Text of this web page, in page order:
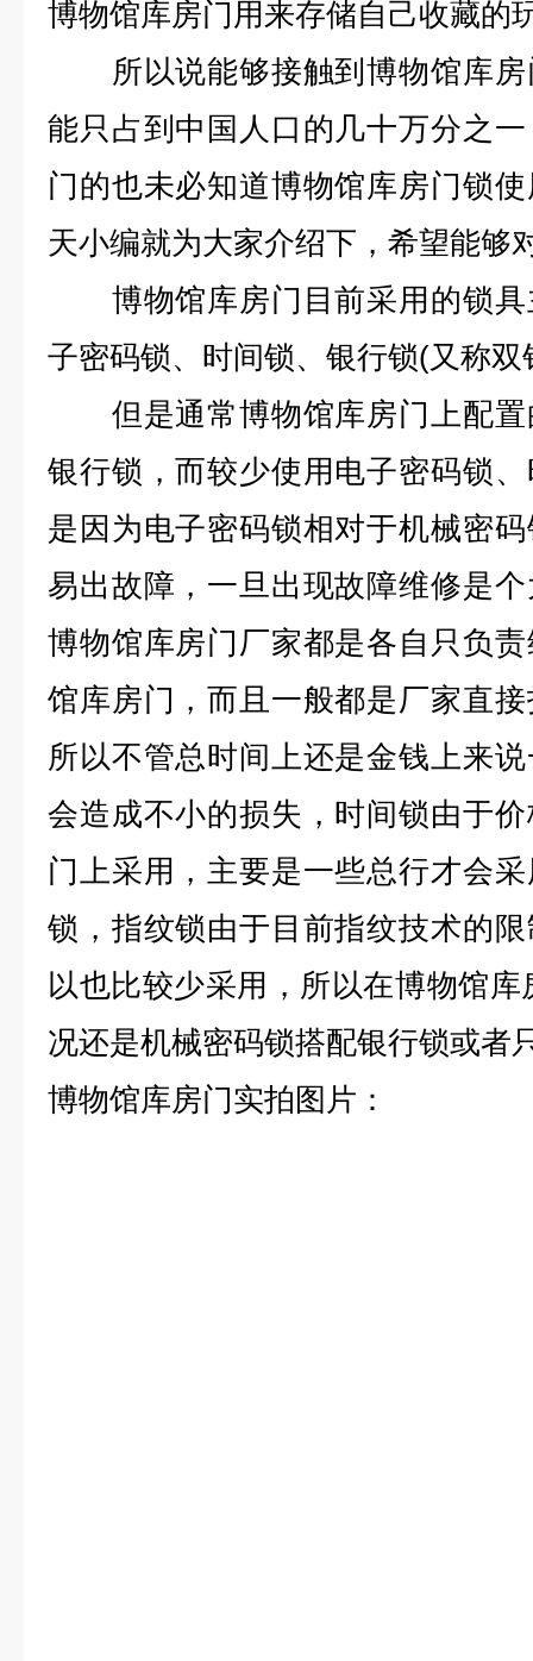
博物馆库房门用来存储自己收藏的
所以说能够接触到博物馆库房
能只占到中国人口的几十万分之
门的也未必知道博物馆库房门锁
天小编就为大家介绍下，希望能够
博物馆库房门目前采用的锁具
子密码锁、时间锁、银行锁(又称
但是通常博物馆库房门上配置
银行锁，而较少使用电子密码锁
是因为电子密码锁相对于机械密
易出故障，一旦出现故障维修是
博物馆库房门厂家都是各自只负
馆库房门，而且一般都是厂家直
所以不管总时间上还是金钱上来
会造成不小的损失，时间锁由于
门上采用，主要是一些总行才会
锁，指纹锁由于目前指纹技术的
以也比较少采用，所以在博物馆
况还是机械密码锁搭配银行锁或者
博物馆库房门实拍图片：